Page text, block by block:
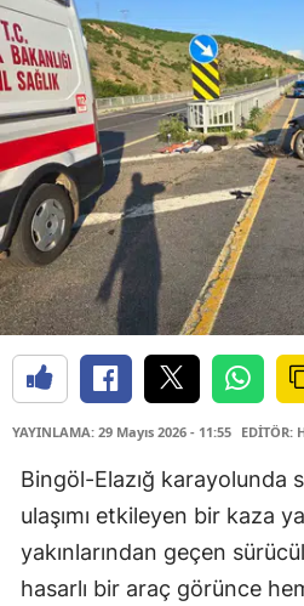
YAYINLAMA: 29 Mayıs 2026 - 11:55 EDİTÖR:
Bingöl-Elazığ karayolunda
ulaşımı etkileyen bir kaza
yakınlarından geçen
hasarlı bir araç görünce